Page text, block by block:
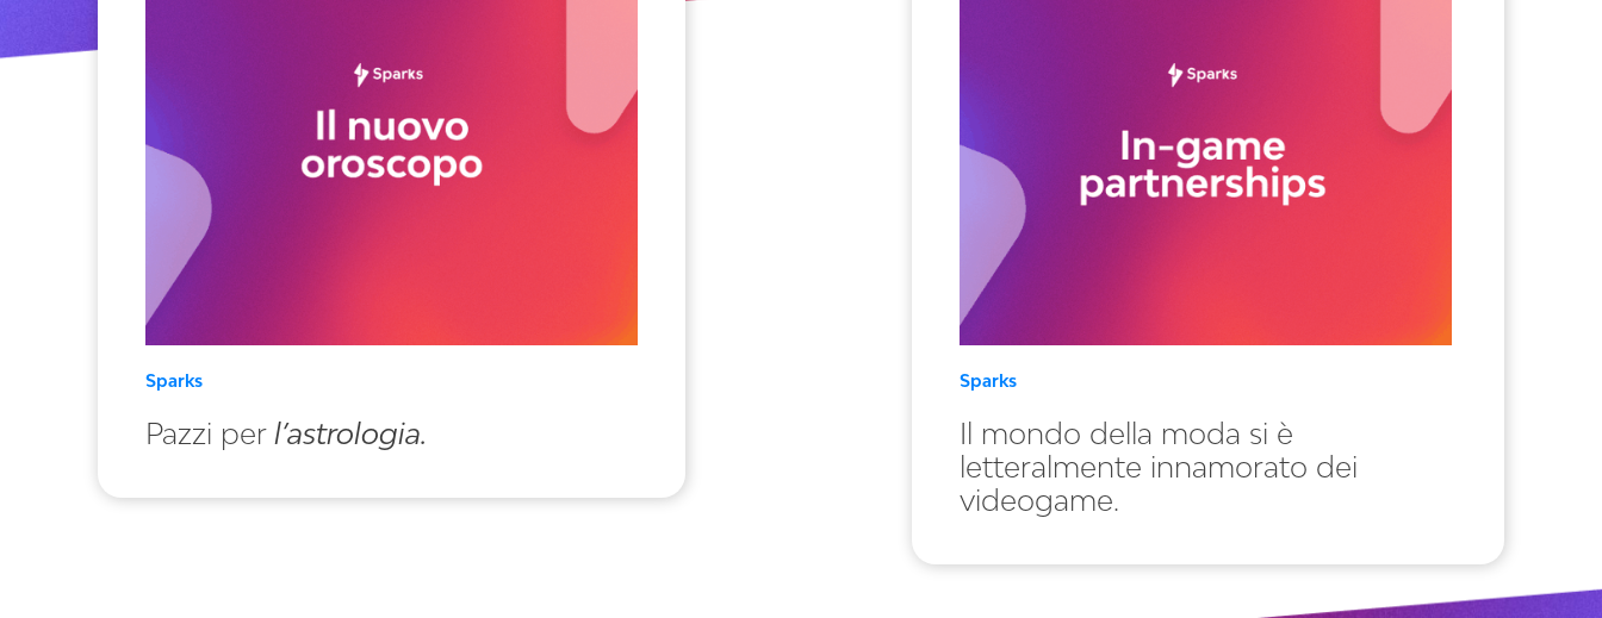
Sparks
Pazzi per l’astrologia.
Sparks
Il mondo della moda si è
letteralmente innamorato dei
videogame.